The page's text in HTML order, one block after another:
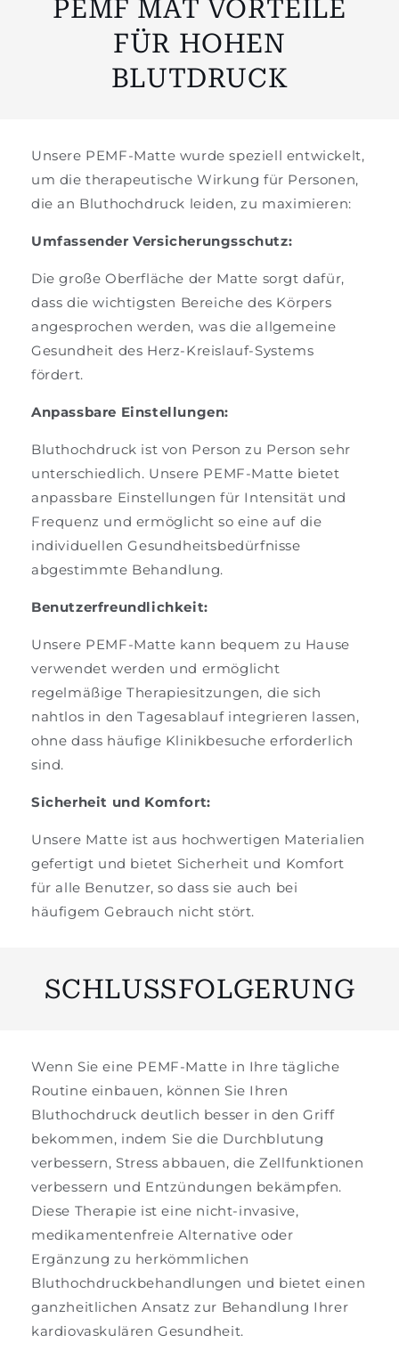
PEMF MAT VORTEILE
FÜR HOHEN
BLUTDRUCK
Unsere PEMF-Matte wurde speziell entwickelt,
um die therapeutische Wirkung für Personen,
die an Bluthochdruck leiden, zu maximieren:
Umfassender Versicherungsschutz:
Die große Oberfläche der Matte sorgt dafür,
dass die wichtigsten Bereiche des Körpers
angesprochen werden, was die allgemeine
Gesundheit des Herz-Kreislauf-Systems
fördert.
Anpassbare Einstellungen:
Bluthochdruck ist von Person zu Person sehr
unterschiedlich. Unsere PEMF-Matte bietet
anpassbare Einstellungen für Intensität und
Frequenz und ermöglicht so eine auf die
individuellen Gesundheitsbedürfnisse
abgestimmte Behandlung.
Benutzerfreundlichkeit:
Unsere PEMF-Matte kann bequem zu Hause
verwendet werden und ermöglicht
regelmäßige Therapiesitzungen, die sich
nahtlos in den Tagesablauf integrieren lassen,
ohne dass häufige Klinikbesuche erforderlich
sind.
Sicherheit und Komfort:
Unsere Matte ist aus hochwertigen Materialien
gefertigt und bietet Sicherheit und Komfort
für alle Benutzer, so dass sie auch bei
häufigem Gebrauch nicht stört.
SCHLUSSFOLGERUNG
Wenn Sie eine PEMF-Matte in Ihre tägliche
Routine einbauen, können Sie Ihren
Bluthochdruck deutlich besser in den Griff
bekommen, indem Sie die Durchblutung
verbessern, Stress abbauen, die Zellfunktionen
verbessern und Entzündungen bekämpfen.
Diese Therapie ist eine nicht-invasive,
medikamentenfreie Alternative oder
Ergänzung zu herkömmlichen
Bluthochdruckbehandlungen und bietet einen
ganzheitlichen Ansatz zur Behandlung Ihrer
kardiovaskulären Gesundheit.